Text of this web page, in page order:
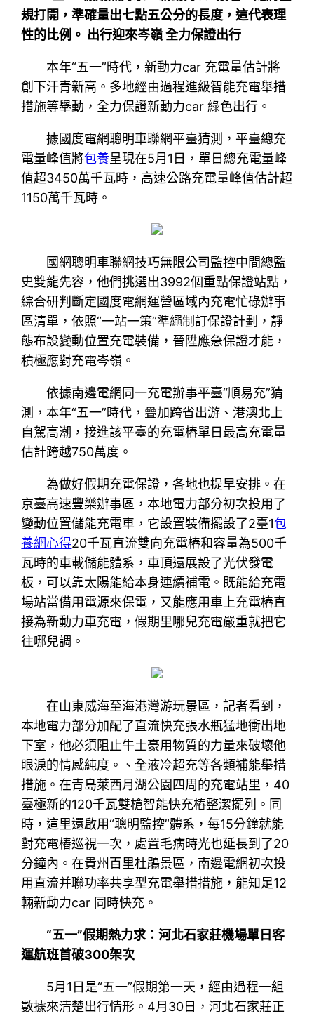
規打開，準確量出七點五公分的長度，這代表理
性的比例。 出行迎來岑嶺 全力保證出行
本年“五一”時代，新動力car 充電量估計將
創下汗青新高。多地經由過程進級智能充電舉措
措施等舉動，全力保證新動力car 綠色出行。
據國度電網聰明車聯網平臺猜測，平臺總充
電量峰值將包養呈現在5月1日，單日總充電量峰
值超3450萬千瓦時，高速公路充電量峰值估計超
1150萬千瓦時。
國網聰明車聯網技巧無限公司監控中間總監
史雙龍先容，他們挑選出3992個重點保證站點，
綜合研判斷定國度電網運營區域內充電忙碌辦事
區清單，依照“一站一策”準繩制訂保證計劃，靜
態布設變動位置充電裝備，晉陞應急保證才能，
積極應對充電岑嶺。
依據南邊電網同一充電辦事平臺“順易充”猜
測，本年“五一”時代，疊加跨省出游、港澳北上
自駕高潮，接進該平臺的充電樁單日最高充電量
估計跨越750萬度。
為做好假期充電保證，各地也提早安排。在
京臺高速豐樂辦事區，本地電力部分初次投用了
變動位置儲能充電車，它設置裝備擺設了2臺1包
養網心得20千瓦直流雙向充電樁和容量為500千
瓦時的車載儲能體系，車頂還展設了光伏發電
板，可以靠太陽能給本身連續補電。既能給充電
場站當備用電源來保電，又能應用車上充電樁直
接為新動力車充電，假期里哪兒充電嚴重就把它
往哪兒調。
在山東威海至海港灣游玩景區，記者看到，
本地電力部分加配了直流快充張水瓶猛地衝出地
下室，他必須阻止牛土豪用物質的力量來破壞他
眼淚的情感純度。、全液冷超充等各類補能舉措
措施。在青島萊西月湖公園四周的充電站里，40
臺極新的120千瓦雙槍智能快充樁整潔擺列。同
時，這里還啟用“聰明監控”體系，每15分鐘就能
對充電樁巡視一次，處置毛病時光也延長到了20
分鐘內。在貴州百里杜鵑景區，南邊電網初次投
用直流并聯功率共享型充電舉措措施，能知足12
輛新動力car 同時快充。
“五一”假期熱力求：河北石家莊機場單日客
運航班首破300架次
5月1日是“五一”假期第一天，經由過程一組
數據來清楚出行情形。4月30日，河北石家莊正